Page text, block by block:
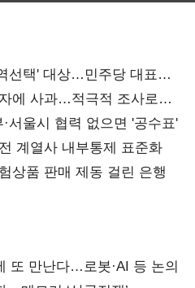
선택' 대상…민주당 대표로
에 사과…적극적 조사로
서울시 협력 없으면 '공수표'
계열사 내부통제 표준화
상품 판매 제동 걸린 은행
또 만난다…로봇·AI 등 논의